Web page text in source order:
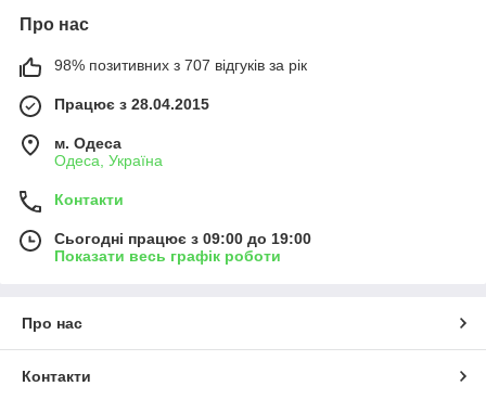
Про нас
98% позитивних з 707 відгуків за рік
Працює з 28.04.2015
м. Одеса
Одеса, Україна
Контакти
Сьогодні працює з 09:00 до 19:00
Показати весь графік роботи
Про нас
Контакти